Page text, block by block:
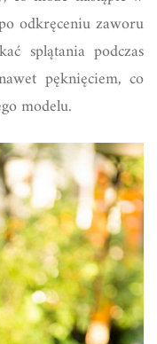
odkręceniu zaworu
splątania podczas
pęknięciem, co
modelu.